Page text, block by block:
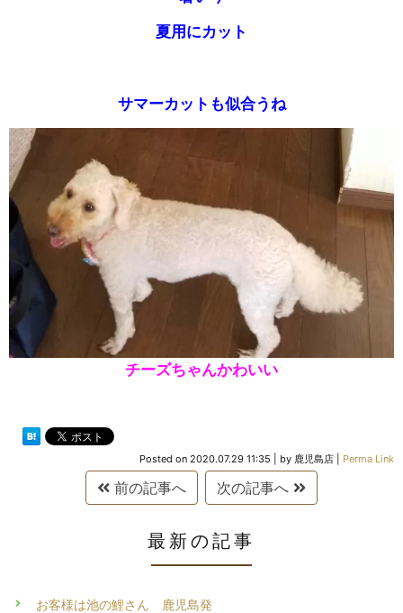
夏用にカット
サマーカットも似合うね
チーズちゃんかわいい
Posted on 2020.07.29 11:35 by 鹿児島店 Perma Link
前の記事へ 次の記事へ
最新の記事
お客様は池の鯉さん 鹿児島発